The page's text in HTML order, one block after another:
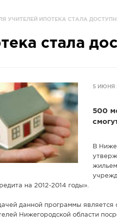
УЧИТЕЛЕЙ ИПОТЕКА СТАЛА
стала
5 ИЮНЯ
500
В
на 2012-2014 годы».
данной программы
Нижегородской области